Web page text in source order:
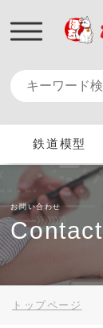
鉄道模型
お問い合わせ
Contact
トップページ